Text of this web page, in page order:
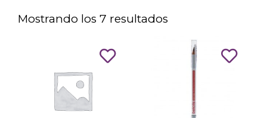
Mostrando los 7 resultados